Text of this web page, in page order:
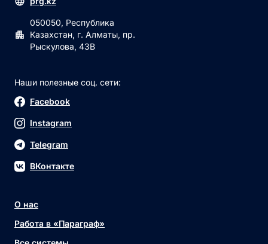
050050, Республика
Казахстан, г. Алматы, пр.
Рыскулова, 43В
Наши полезные соц. сети:
Facebook
Instagram
Telegram
ВКонтакте
О нас
Работа в «Параграф»